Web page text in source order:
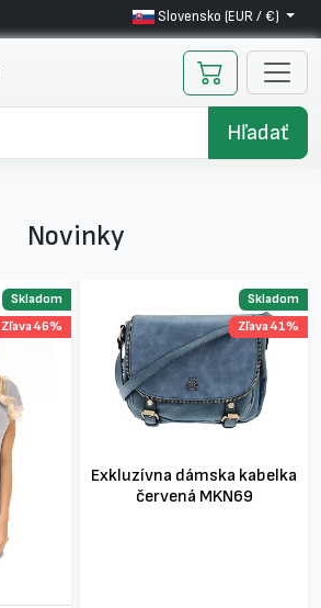
Slovensko (EUR / €)
Hľadať
Novinky
Skladom
Zľava 46%
Exkluzívna dámska kabelka
červená MKN69
Skladom
Zľava 41%